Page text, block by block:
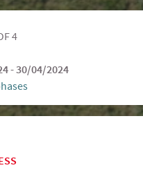
4
- 30/04/2024